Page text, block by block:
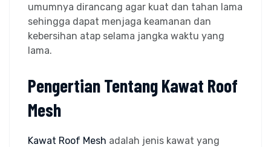
umumnya dirancang agar kuat dan tahan lama
sehingga dapat menjaga keamanan dan
kebersihan atap selama jangka waktu yang
lama.
Pengertian Tentang Kawat Roof
Mesh
Kawat Roof Mesh adalah jenis kawat yang